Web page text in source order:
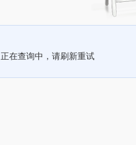
正在查询中，请刷新重试